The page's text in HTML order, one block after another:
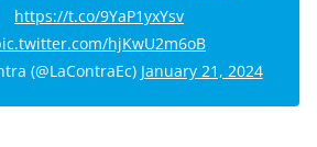
https://t.co/9YaP1yxYsv
hjKwU2m6oB
(@LaContraEc) January 21, 2024